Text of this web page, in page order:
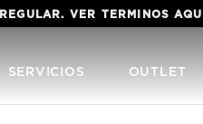
VER TERMINOSAQUÍ
SERVICIOS OUTLET